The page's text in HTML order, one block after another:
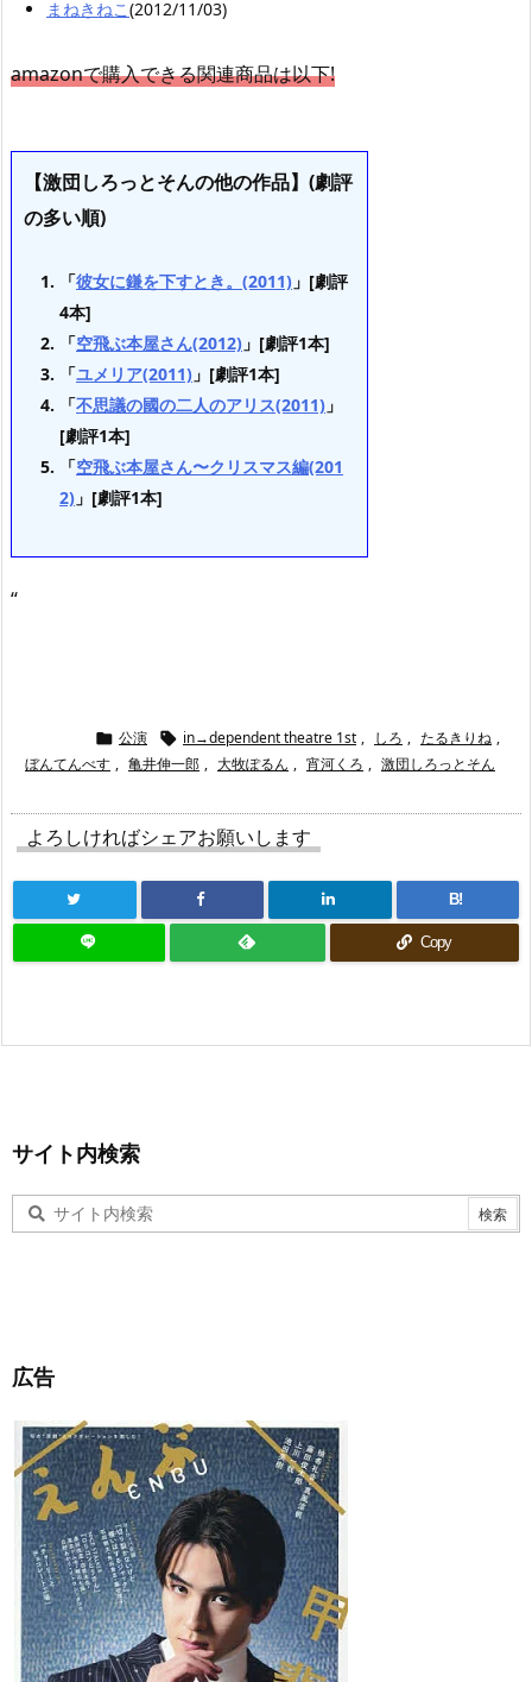
まねきねこ(2012/11/03)
amazonで購入できる関連商品は以下!
【激団しろっとそんの他の作品】(劇評
の多い順)
「彼女に鎌を下すとき。(2011) 」[劇評
4本]
「空飛ぶ本屋さん(2012) 」[劇評1本]
「ユメリア(2011) 」[劇評1本]
「不思議の國の二人のアリス(2011) 」
[劇評1本]
「空飛ぶ本屋さん〜クリスマス編(201
2) 」[劇評1本]
“
 公演  in→dependent theatre 1st , しろ , たるきりね ,
ぼんてんべす , 亀井伸一郎 , 大牧ぽるん , 宵河くろ , 激団しろっとそん
よろしければシェアお願いします
B!
Copy
サイト内検索
広告